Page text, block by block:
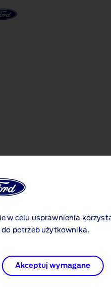
w celu usprawnienia
potrzeb użytkownika.
Akceptuj wymagane